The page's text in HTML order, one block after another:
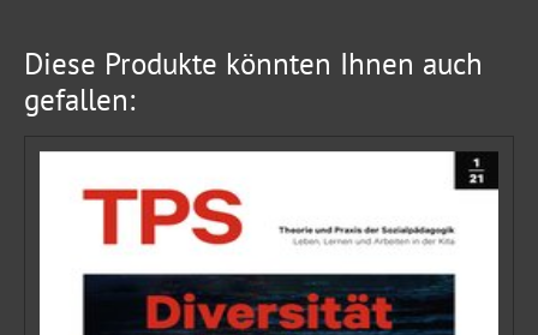
Diese Produkte könnten Ihnen auch
gefallen: